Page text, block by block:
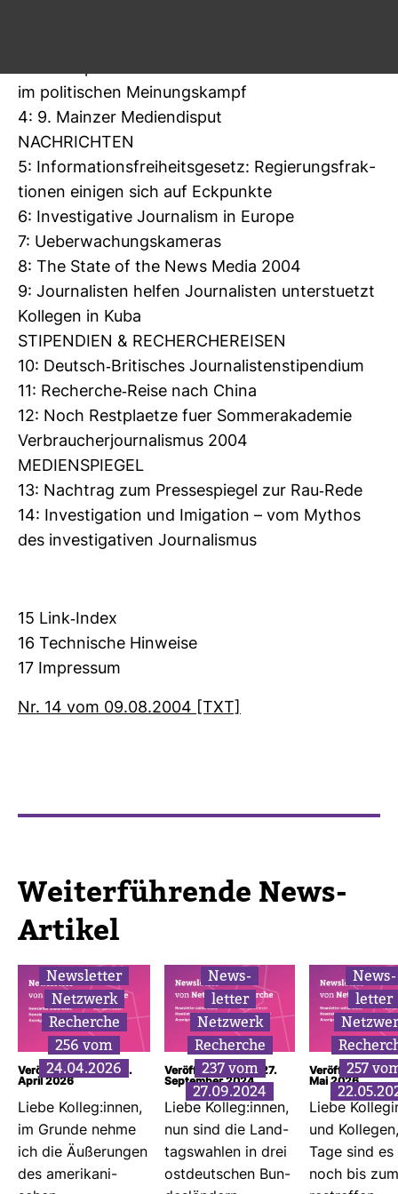
im poli­ti­schen Mei­nungs­kampf
4: 9. Mainzer Medi­en­disput
NACH­RICHTEN
5: Infor­ma­ti­ons­frei­heits­ge­setz: Regie­rungs­frak­
tionen einigen sich auf Eck­punkte
6: Inves­ti­ga­tive Jour­na­lism in Europe
7: Ueber­wa­chungs­ka­meras
8: The State of the News Media 2004
9: Jour­na­listen helfen Jour­na­listen unters­tuetzt
Kol­legen in Kuba
STI­PEN­DIEN & RECHER­CHE­REISEN
10: Deutsch-​Bri­ti­sches Jour­na­lis­ten­sti­pen­dium
11: Recherche-​Reise nach China
12: Noch Rest­pla­etze fuer Som­mer­aka­demie
Ver­brau­cher­jour­na­lismus 2004
MEDI­EN­SPIEGEL
13: Nach­trag zum Pres­se­spiegel zur Rau-​Rede
14: Inves­ti­ga­tion und Imi­ga­tion – vom Mythos
des inves­ti­ga­tiven Jour­na­lismus
15 Link-​Index
16 Tech­ni­sche Hin­weise
17 Impressum
Nr. 14 vom 09.08.2004 [TXT]
Wei­ter­füh­rende News-​
Artikel
News­letter
Netz­werk
Recherche
256 vom
24.04.2026
Veröffentlicht am: 24.
April 2026
Liebe Kolleg:innen,
im Grunde nehme
ich die Äuße­rungen
des ame­ri­ka­ni­
News­
letter
Netz­werk
Recherche
237 vom
27.09.2024
Veröffentlicht am: 27.
September 2024
Liebe Kolleg:innen,
nun sind die Land­
tags­wahlen in drei
ost­deut­schen Bun­
News­
letter
257
Veröffentlicht
Mai 2026
Liebe
und
Tage sind es
noch bis